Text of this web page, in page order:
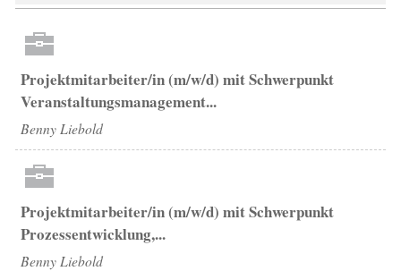
Projektmitarbeiter/in (m/w/d) mit Schwerpunkt
Veranstaltungsmanagement...
Benny Liebold
Projektmitarbeiter/in (m/w/d) mit Schwerpunkt
Prozessentwicklung,...
Benny Liebold